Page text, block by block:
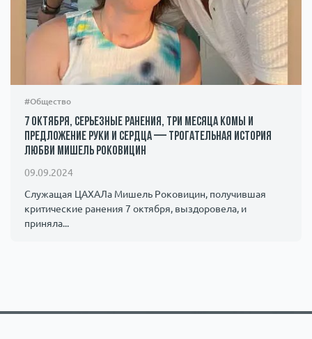
#Общество
7 октября, серьезные ранения, три месяца комы и
предложение руки и сердца — трогательная история
любви Мишель Роковицин
09.09.2024
Служащая ЦАХАЛа Мишель Роковицин, получившая
критические ранения 7 октября, выздоровела, и
приняла...